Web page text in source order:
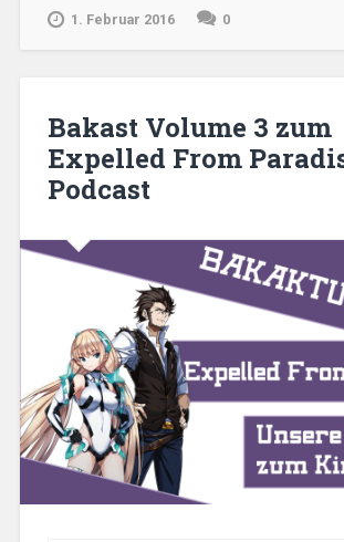
of
1. Februar 2016 0
Bakast Volume 3 zum
Expelled From
Podcast